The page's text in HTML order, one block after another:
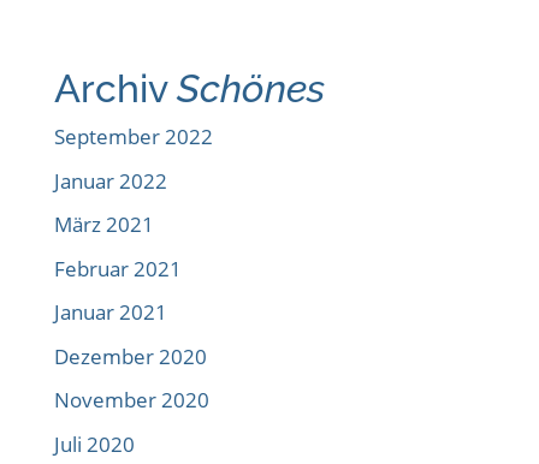
ArchivSchönes
September 2022
Januar 2022
März 2021
Februar 2021
Januar 2021
Dezember 2020
November 2020
Juli 2020